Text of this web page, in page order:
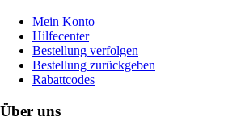
Mein Konto
Hilfecenter
Bestellung verfolgen
Bestellung zurückgeben
Rabattcodes
Über uns